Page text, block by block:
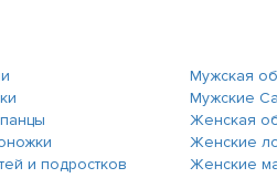
и подростков
Мужская
Мужские
Женская
Женские
Женские